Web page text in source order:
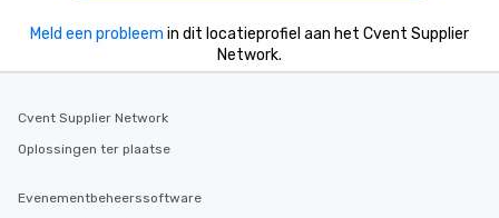
Meld een probleem in dit locatieprofiel aan het Cvent Supplier
Network.
Cvent Supplier Network
Oplossingen ter plaatse
Evenementbeheerssoftware